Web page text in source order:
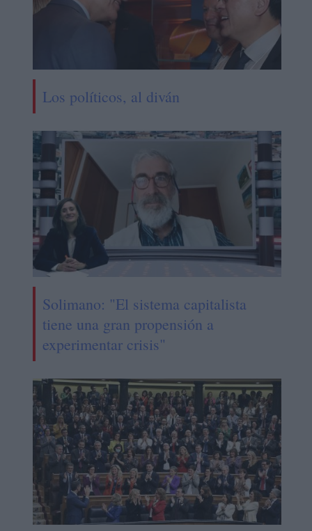
Los políticos, al diván
Solimano: "El sistema capitalista
tiene una gran propensión a
experimentar crisis"